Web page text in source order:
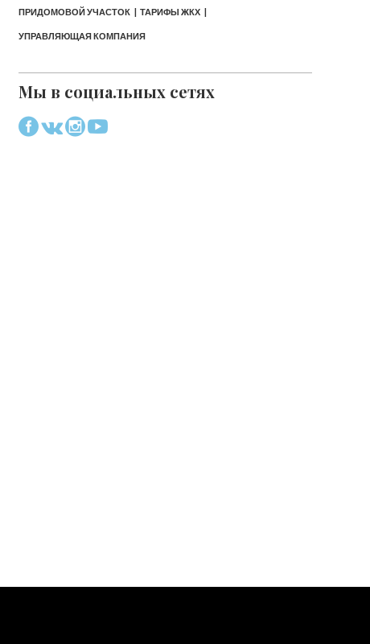
ПРИДОМОВОЙ УЧАСТОК ТАРИФЫ ЖКХ
УПРАВЛЯЮЩАЯ КОМПАНИЯ
Мы в социальных сетях